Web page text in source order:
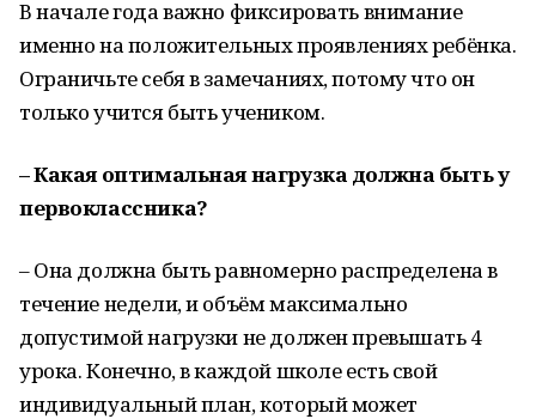
В начале года важно фиксировать внимание
именно на положительных проявлениях ребёнка.
Ограничьте себя в замечаниях, потому что он
только учится быть учеником.
– Какая оптимальная нагрузка должна быть у
первоклассника?
– Она должна быть равномерно распределена в
течение недели, и объём максимально
допустимой нагрузки не должен превышать 4
урока. Конечно, в каждой школе есть свой
индивидуальный план, который может